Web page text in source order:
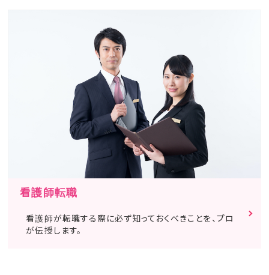
看護師転職
看護師が転職する際に必ず知っておくべきことを、プロ
が伝授します。